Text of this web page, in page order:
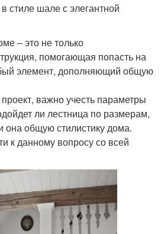
стиле шале с элегантной
– это не только
помогающая попасть на
элемент, дополняющий общую
важно учесть параметры
ли лестница по размерам,
она общую стилистику дома.
к данному вопросу со всей